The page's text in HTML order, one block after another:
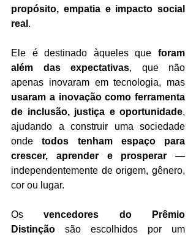
propósito, empatia e impacto social
real .
Ele é destinado àqueles que foram
além das expectativas, que não
usaram a inovação como ferramenta
de inclusão, justiça e oportunidade,
ajudando a construir uma sociedade
onde todos tenham espaço para
crescer, aprender e prosperar —
independentemente de origem, gênero,
cor ou lugar.
Os vencedores do Prêmio
Distinção são escolhidos por um